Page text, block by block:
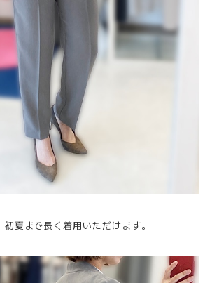
夏まで長く着用いただけます。